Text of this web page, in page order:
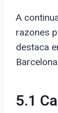
A
razones
destaca
5.1